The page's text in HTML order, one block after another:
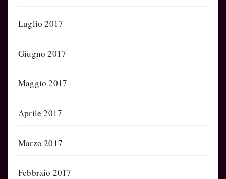
Luglio 2017
Giugno 2017
Maggio 2017
Aprile 2017
Marzo 2017
Febbraio 2017